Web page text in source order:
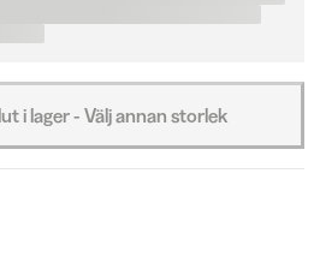
i lager - Välj annan storlek